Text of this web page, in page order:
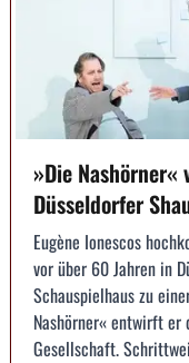
»Die Nashörner«
Düsseldorfer
Eugène Ionescos
vor über 60 Jahren in
Schauspielhaus zu
Nashörner« entwirft er
Gesellschaft.